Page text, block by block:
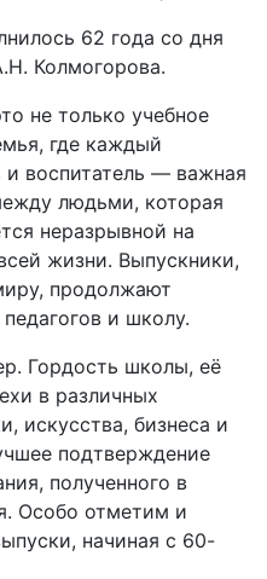
62 года со дня
Колмогорова.
не только учебное
где каждый
и воспитатель — важная
людьми, которая
неразрывной на
жизни. Выпускники,
продолжают
и школу.
Гордость школы, её
в различных
искусства, бизнеса и
подтверждение
полученного в
Особо отметим и
начиная с 60-